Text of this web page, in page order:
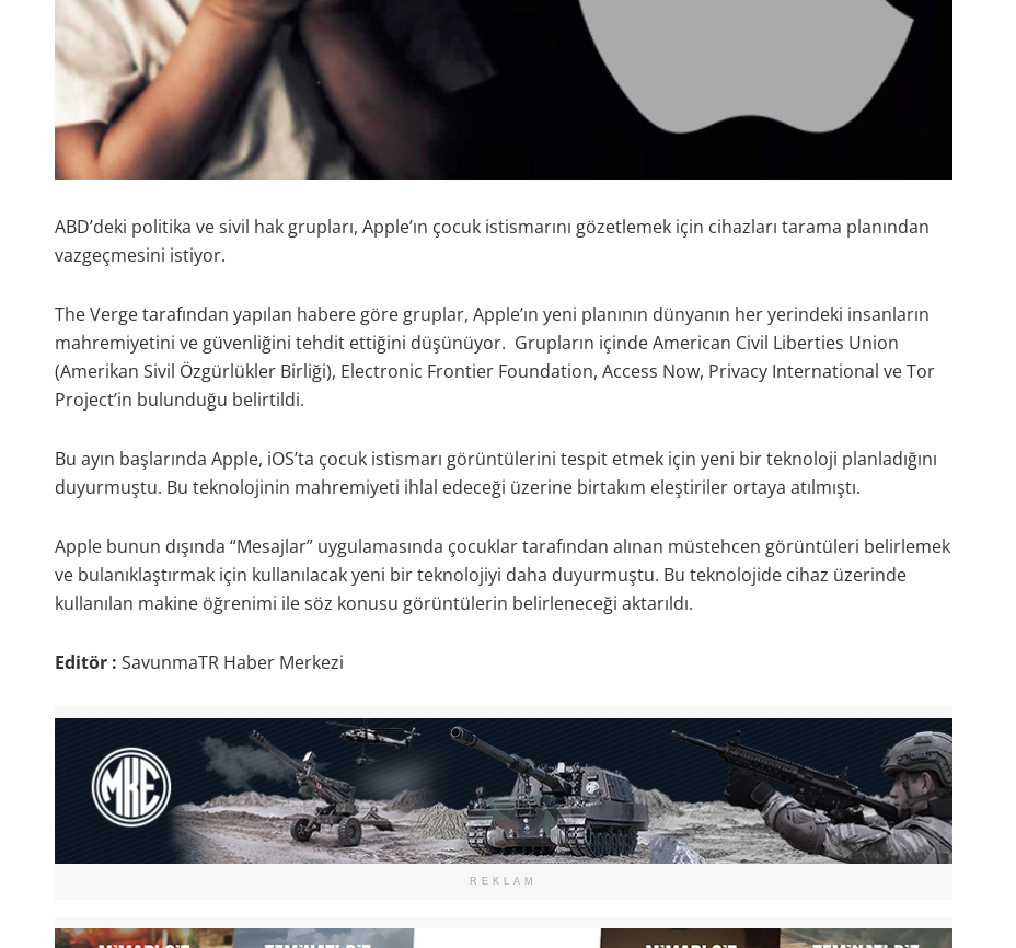
ABD’deki politika ve sivil hak grupları, Apple’ın çocuk istismarını gözetlemek için cihazları tarama planından
vazgeçmesini istiyor.
The Verge tarafından yapılan habere göre gruplar, Apple’ın yeni planının dünyanın her yerindeki insanların
mahremiyetini ve güvenliğini tehdit ettiğini düşünüyor. Grupların içinde American Civil Liberties Union
(Amerikan Sivil Özgürlükler Birliği), Electronic Frontier Foundation, Access Now, Privacy International ve Tor
Project’in bulunduğu belirtildi.
Bu ayın başlarında Apple, iOS’ta çocuk istismarı görüntülerini tespit etmek için yeni bir teknoloji planladığını
duyurmuştu. Bu teknolojinin mahremiyeti ihlal edeceği üzerine birtakım eleştiriler ortaya atılmıştı.
Apple bunun dışında “Mesajlar” uygulamasında çocuklar tarafından alınan müstehcen görüntüleri belirlemek
ve bulanıklaştırmak için kullanılacak yeni bir teknolojiyi daha duyurmuştu. Bu teknolojide cihaz üzerinde
kullanılan makine öğrenimi ile söz konusu görüntülerin belirleneceği aktarıldı.
Editör : SavunmaTR Haber Merkezi
REKLAM